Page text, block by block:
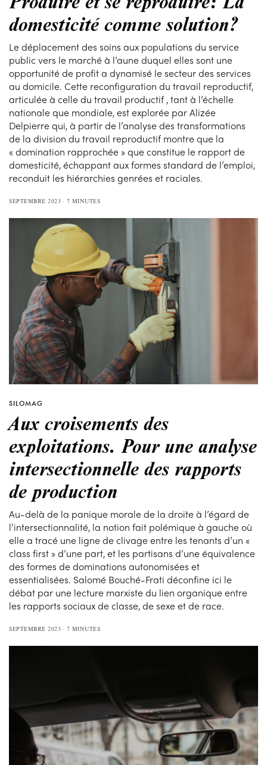
domesticité comme solution?
Le déplacement des soins aux populations du service
public vers le marché à l’aune duquel elles sont une
opportunité de profit a dynamisé le secteur des services
au domicile. Cette reconfiguration du travail reproductif,
articulée à celle du travail productif , tant à l’échelle
nationale que mondiale, est explorée par Alizée
Delpierre qui, à partir de l’analyse des transformations
de la division du travail reproductif montre que la
« domination rapprochée » que constitue le rapport de
domesticité, échappant aux formes standard de l’emploi,
reconduit les hiérarchies genrées et raciales.
SEPTEMBRE 2023 7 MINUTES
SILOMAG
Aux croisements des
exploitations. Pour une analyse
intersectionnelle des rapports
de production
Au-delà de la panique morale de la droite à l’égard de
l’intersectionnalité, la notion fait polémique à gauche où
elle a tracé une ligne de clivage entre les tenants d’un «
class first » d’une part, et les partisans d’une équivalence
des formes de dominations autonomisées et
essentialisées. Salomé Bouché-Frati déconfine ici le
débat par une lecture marxiste du lien organique entre
les rapports sociaux de classe, de sexe et de race.
SEPTEMBRE 2023 7 MINUTES